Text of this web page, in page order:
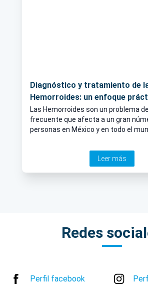
Diagnóstico y tratamiento de
Hemorroides: un enfoque
Las Hemorroides son un problema
frecuente que afecta a un gran
personas en México y en todo el
Leer más
Redes
Perfil facebook